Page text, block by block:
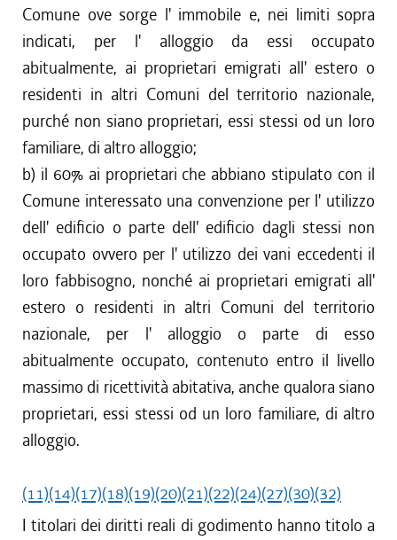
Comune ove sorge l' immobile e, nei limiti sopra
indicati, per l' alloggio da essi occupato
abitualmente, ai proprietari emigrati all' estero o
residenti in altri Comuni del territorio nazionale,
purché non siano proprietari, essi stessi od un loro
familiare, di altro alloggio;
b) il 60% ai proprietari che abbiano stipulato con il
Comune interessato una convenzione per l' utilizzo
dell' edificio o parte dell' edificio dagli stessi non
occupato ovvero per l' utilizzo dei vani eccedenti il
loro fabbisogno, nonché ai proprietari emigrati all'
estero o residenti in altri Comuni del territorio
nazionale, per l' alloggio o parte di esso
abitualmente occupato, contenuto entro il livello
massimo di ricettività abitativa, anche qualora siano
proprietari, essi stessi od un loro familiare, di altro
alloggio.
(11)(14)(17)(18)(19)(20)(21)(22)(24)(27)(30)(32)
I titolari dei diritti reali di godimento hanno titolo a